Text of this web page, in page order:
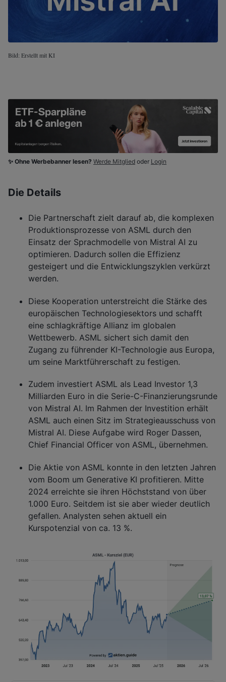
Bild: Erstellt mit KI
✨ Ohne Werbebanner lesen? Werde Mitglied oder Login
Die Details
Die Partnerschaft zielt darauf ab, die komplexen
Produktionsprozesse von ASML durch den
Einsatz der Sprachmodelle von Mistral AI zu
optimieren. Dadurch sollen die Effizienz
gesteigert und die Entwicklungszyklen verkürzt
werden.
Diese Kooperation unterstreicht die Stärke des
europäischen Technologiesektors und schafft
eine schlagkräftige Allianz im globalen
Wettbewerb. ASML sichert sich damit den
Zugang zu führender KI-Technologie aus Europa,
um seine Marktführerschaft zu festigen.
Zudem investiert ASML als Lead Investor 1,3
Milliarden Euro in die Serie-C-Finanzierungsrunde
von Mistral AI. Im Rahmen der Investition erhält
ASML auch einen Sitz im Strategieausschuss von
Mistral AI. Diese Aufgabe wird Roger Dassen,
Chief Financial Officer von ASML, übernehmen.
Die Aktie von ASML konnte in den letzten Jahren
vom Boom um Generative KI profitieren. Mitte
2024 erreichte sie ihren Höchststand von über
1.000 Euro. Seitdem ist sie aber wieder deutlich
gefallen. Analysten sehen aktuell ein
Kurspotenzial von ca. 13 %.